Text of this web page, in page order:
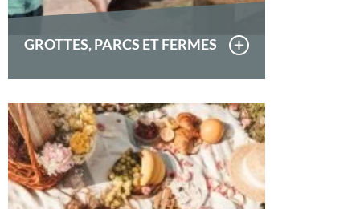
GROTTES, PARCS ET FERMES